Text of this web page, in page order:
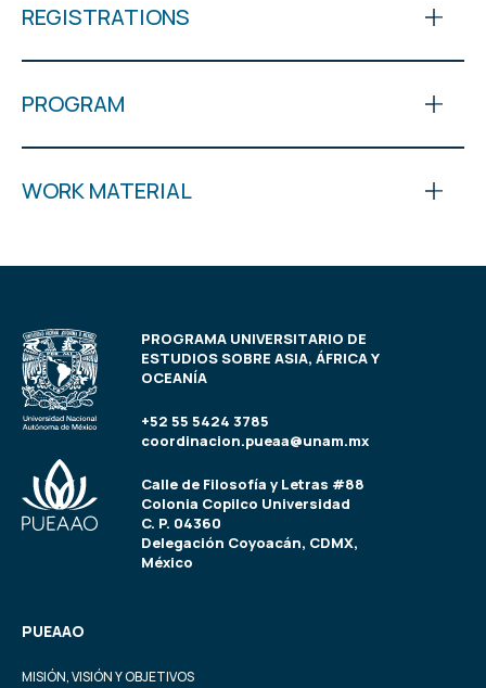
REGISTRATIONS
PROGRAM
WORK MATERIAL
PROGRAMA UNIVERSITARIO DE
ESTUDIOS SOBRE ASIA, ÁFRICA Y
OCEANÍA
+52 55 5424 3785
coordinacion.pueaa@unam.mx
Calle de Filosofía y Letras #88
Colonia Copilco Universidad
C. P. 04360
Delegación Coyoacán, CDMX,
México
PUEAAO
MISIÓN, VISIÓN Y OBJETIVOS